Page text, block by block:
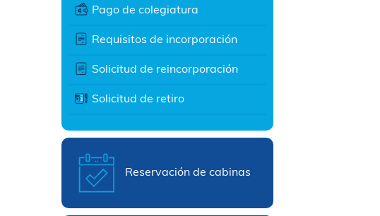
Pago de colegiatura
Requisitos de incorporación
Solicitud de reincorporación
Solicitud de retiro
Reservación de cabinas